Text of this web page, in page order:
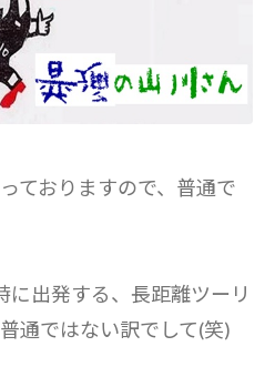
ておりますので、普通で
に出発する、長距離ツーリ
通ではない訳でして(笑)